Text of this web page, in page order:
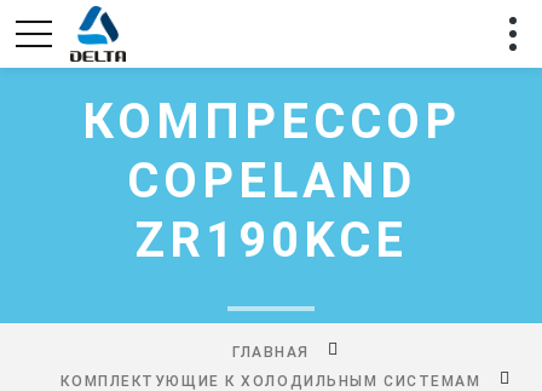
КОМПРЕССОР
COPELAND
ZR190KCE
ГЛАВНАЯ
КОМПЛЕКТУЮЩИЕ К ХОЛОДИЛЬНЫМ СИСТЕМАМ